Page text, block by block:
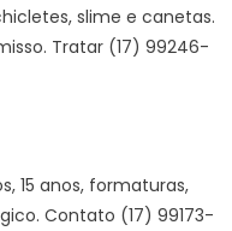
slime e canetas.
Tratar (17) 99246-
15 anos, formaturas,
Contato (17) 99173-